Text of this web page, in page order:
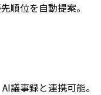
順位を自動提案。
議事録と連携可能。